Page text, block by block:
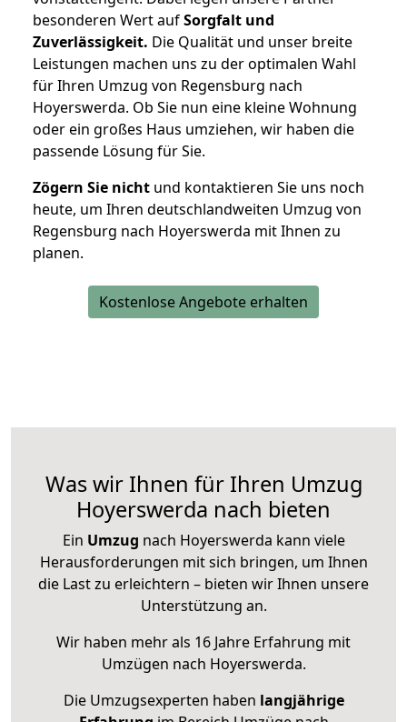
besonderen Wert aufSorgfalt und
Zuverlässigkeit. Die Qualität und unser breite
Leistungen machen uns zu der optimalen Wahl
für Ihren Umzug von Regensburg nach
Hoyerswerda. Ob Sie nun eine kleine Wohnung
oder ein großes Haus umziehen, wir haben die
passende Lösung für Sie.
Zögern Sie nicht und kontaktieren Sie uns noch
heute, um Ihren deutschlandweiten Umzug von
Regensburg nach Hoyerswerda mit Ihnen zu
planen.
Kostenlose Angebote erhalten
Was wir Ihnen für Ihren Umzug
Hoyerswerda nach bieten
Ein Umzug nach Hoyerswerda kann viele
Herausforderungen mit sich bringen, um Ihnen
die Last zu erleichtern – bieten wir Ihnen unsere
Unterstützung an.
Wir haben mehr als 16 Jahre Erfahrung mit
Umzügen nach Hoyerswerda.
Die Umzugsexperten haben langjährige